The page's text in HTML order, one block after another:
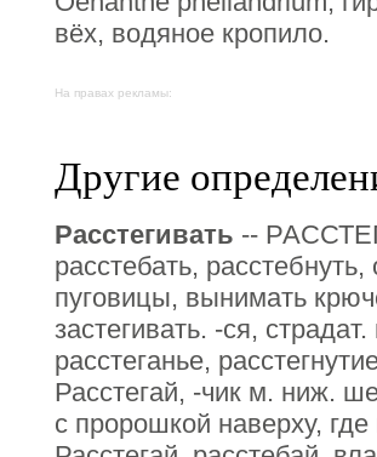
вёх, водяное кропило.
На правах рекламы:
Другие
Расстегивать --
расстебать,
пуговицы, вынимать
застегивать. -ся,
расстеганье,
Расстегай, -чик м. ниж.
с пророшкой наверху,